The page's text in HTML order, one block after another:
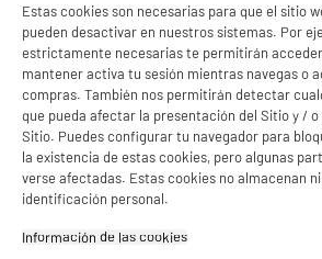
7€96
Con el fin de mejorar tu experiencia, y tras tu
y sus socios utilizan cookies que procesan tus datos
- compartir contenido adaptado a tus preferencias
- ofrecer publicidad y comunicaciones personalizadas
- facilitar el intercambio de contenido en las redes
- analizar el tráfico en nuestro sitio web Consulta la
Consulta la política de cookies..
Si aceptas, la experiencia será aún mejor. Si no
estadísticas anónimas basadas en tu navegación.
gestionando sus cookies.
Estas cookies son necesarias para que el sitio
pueden desactivar en nuestros sistemas. Por
estrictamente necesarias te permitirán
mantener activa tu sesión mientras navegas o
compras. También nos permitirán detectar
que pueda afectar la presentación del Sitio y / o
Sitio. Puedes configurar tu navegador para
la existencia de estas cookies, pero algunas
verse afectadas. Estas cookies no almacenan
identificación personal.
Información de las cookies‎